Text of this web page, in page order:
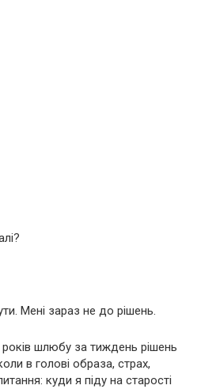
Мені зараз не до рішень.
шлюбу за тиждень рішень
в голові образа, страх,
куди я піду на старості